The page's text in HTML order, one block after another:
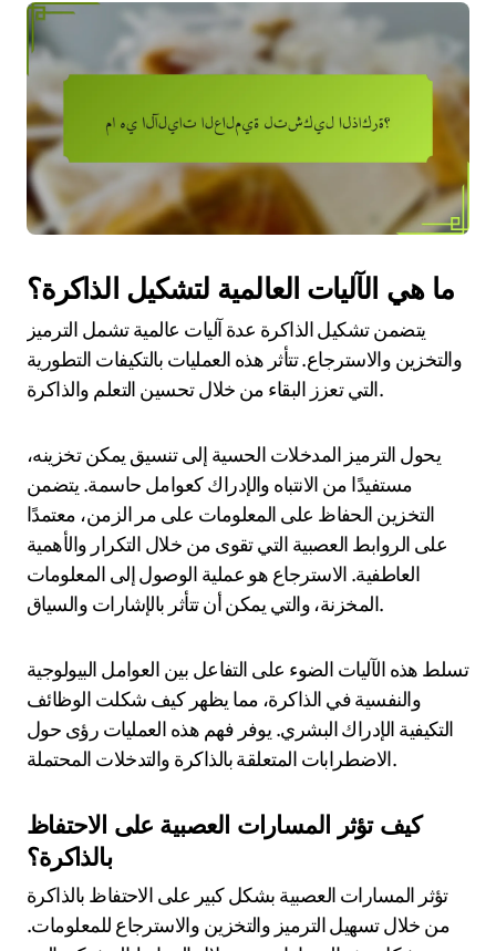
ما هي الآليات العالمية لتشكيل الذاكرة؟
يتضمن تشكيل الذاكرة عدة آليات عالمية تشمل الترميز
والتخزين والاسترجاع. تتأثر هذه العمليات بالتكيفات التطورية
التي تعزز البقاء من خلال تحسين التعلم والذاكرة.
يحول الترميز المدخلات الحسية إلى تنسيق يمكن تخزينه،
مستفيدًا من الانتباه والإدراك كعوامل حاسمة. يتضمن
التخزين الحفاظ على المعلومات على مر الزمن، معتمدًا
على الروابط العصبية التي تقوى من خلال التكرار والأهمية
العاطفية. الاسترجاع هو عملية الوصول إلى المعلومات
المخزنة، والتي يمكن أن تتأثر بالإشارات والسياق.
تسلط هذه الآليات الضوء على التفاعل بين العوامل البيولوجية
والنفسية في الذاكرة، مما يظهر كيف شكلت الوظائف
التكيفية الإدراك البشري. يوفر فهم هذه العمليات رؤى حول
الاضطرابات المتعلقة بالذاكرة والتدخلات المحتملة.
كيف تؤثر المسارات العصبية على الاحتفاظ
بالذاكرة؟
تؤثر المسارات العصبية بشكل كبير على الاحتفاظ بالذاكرة
من خلال تسهيل الترميز والتخزين والاسترجاع للمعلومات.